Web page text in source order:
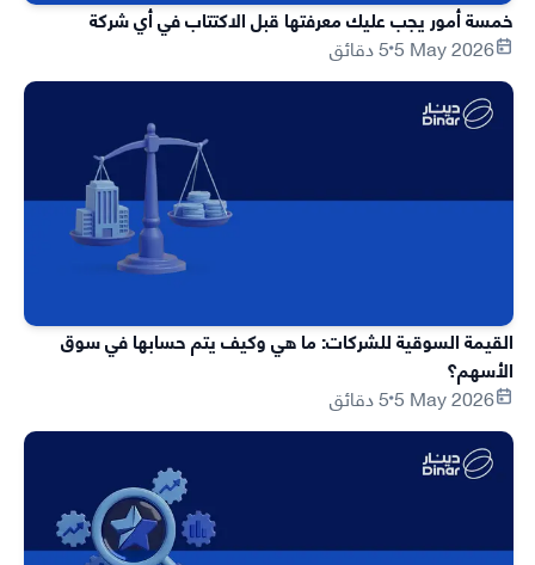
خمسة أمور يجب عليك معرفتها قبل الاكتتاب في أي شركة
5 May 20265 دقائق
القيمة السوقية للشركات: ما هي وكيف يتم حسابها في سوق
الأسهم؟
5 May 20265 دقائق